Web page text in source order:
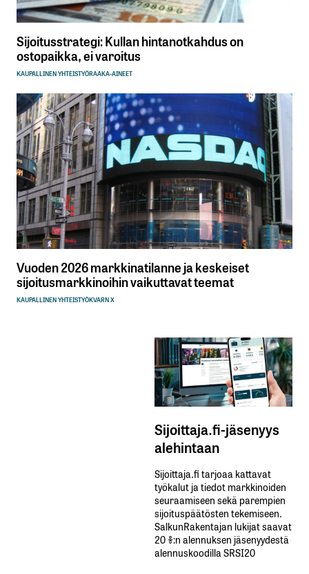
Sijoitusstrategi: Kullan hintanotkahdus on
ostopaikka, ei varoitus
KAUPALLINEN YHTEISTYÖRAAKA-AINEET
Vuoden 2026 markkinatilanne ja keskeiset
sijoitusmarkkinoihin vaikuttavat teemat
KAUPALLINEN YHTEISTYÖKVARN X
Sijoittaja.fi-jäsenyys
alehintaan
Sijoittaja.fi tarjoaa kattavat
työkalut ja tiedot markkinoiden
seuraamiseen sekä parempien
sijoituspäätösten tekemiseen.
SalkunRakentajan lukijat saavat
20 %:n alennuksen jäsenyydestä
alennuskoodilla SRSI20